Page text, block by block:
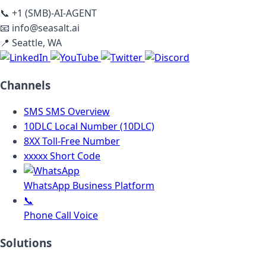
📞 +1 (SMB)-AI-AGENT
📧 info@seasalt.ai
📍 Seattle, WA
Channels
SMS SMS Overview
10DLC Local Number (10DLC)
8XXToll-Free Number
xxxxxShort Code
WhatsApp Business Platform
📞
Phone Call Voice
Solutions